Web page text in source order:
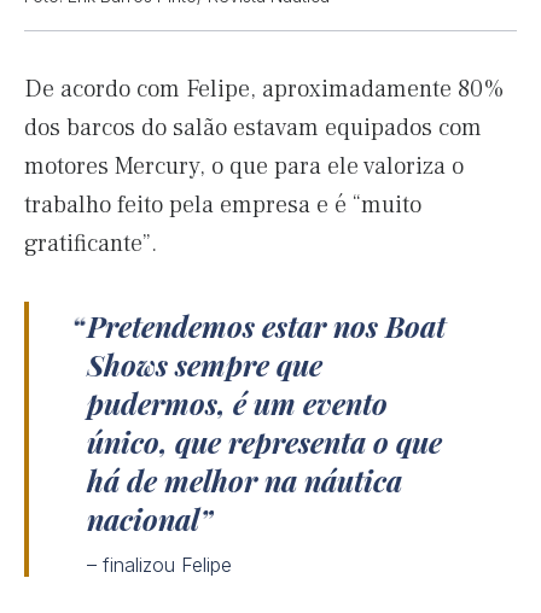
De acordo com Felipe, aproximadamente 80%
dos barcos do salão estavam equipados com
motores Mercury, o que para ele valoriza o
trabalho feito pela empresa e é “muito
gratificante”.
Pretendemos estar nos Boat
Shows sempre que
pudermos, é um evento
único, que representa o que
há de melhor na náutica
nacional
– finalizou Felipe